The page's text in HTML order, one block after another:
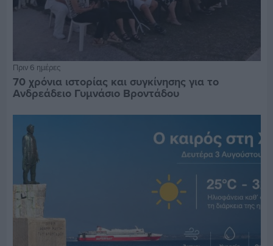
Πριν 6 ημέρες
70 χρόνια ιστορίας και συγκίνησης για το
Ανδρεάδειο Γυμνάσιο Βροντάδου